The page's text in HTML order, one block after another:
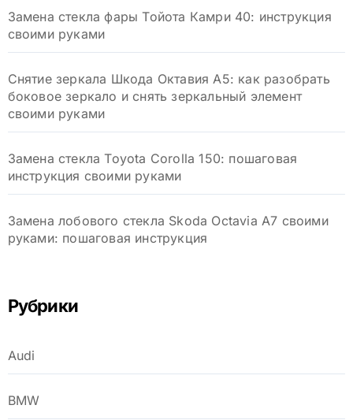
Замена стекла фары Тойота Камри 40: инструкция
своими руками
Снятие зеркала Шкода Октавия А5: как разобрать
боковое зеркало и снять зеркальный элемент
своими руками
Замена стекла Toyota Corolla 150: пошаговая
инструкция своими руками
Замена лобового стекла Skoda Octavia A7 своими
руками: пошаговая инструкция
Рубрики
Audi
BMW